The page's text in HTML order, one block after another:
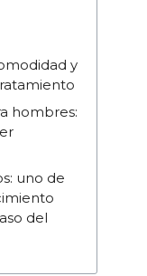
y
hombres:
uno de
del